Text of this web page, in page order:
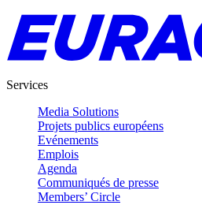
Services
Media Solutions
Projets publics européens
Evénements
Emplois
Agenda
Communiqués de presse
Members’ Circle